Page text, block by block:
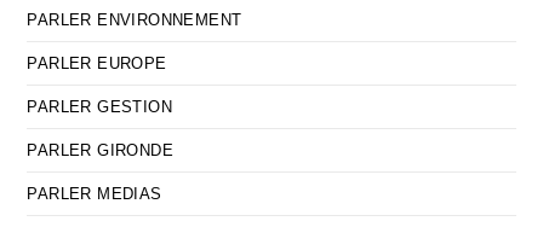
PARLER ENVIRONNEMENT
PARLER EUROPE
PARLER GESTION
PARLER GIRONDE
PARLER MEDIAS